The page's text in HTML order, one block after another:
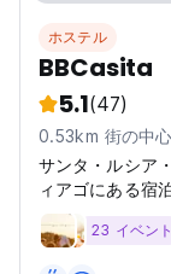
ホステル
BBCasita
5.1(47)
0.53km 街の中
サンタ・ルシア
ィアゴにある宿
バーを提供して
以内。 23 イベント